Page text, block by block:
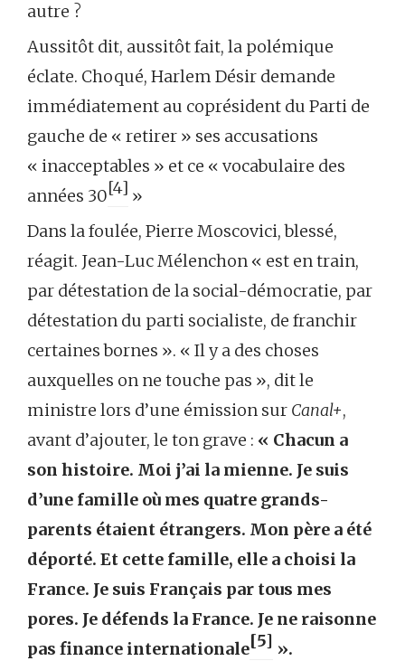
autre ?
Aussitôt dit, aussitôt fait, la polémique
éclate. Choqué, Harlem Désir demande
immédiatement au coprésident du Parti de
gauche de « retirer » ses accusations
« inacceptables » et ce « vocabulaire des
années 30[4] »
Dans la foulée, Pierre Moscovici, blessé,
réagit. Jean-Luc Mélenchon « est en train,
par détestation de la social-démocratie, par
détestation du parti socialiste, de franchir
certaines bornes ». « Il y a des choses
auxquelles on ne touche pas », dit le
ministre lors d’une émission sur Canal+,
avant d’ajouter, le ton grave : « Chacun a
son histoire. Moi j’ai la mienne. Je suis
d’une famille où mes quatre grands-
parents étaient étrangers. Mon père a été
déporté. Et cette famille, elle a choisi la
France. Je suis Français par tous mes
pores. Je défends la France. Je ne raisonne
pas finance internationale[5] ».